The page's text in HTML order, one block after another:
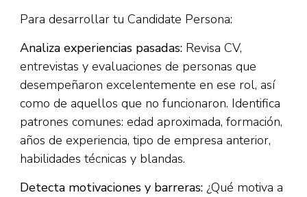
Para desarrollar tu Candidate Persona:​
Analiza experiencias pasadas: Revisa CV,
entrevistas y evaluaciones de personas que
desempeñaron excelentemente en ese rol, así
como de aquellos que no funcionaron. Identifica
patrones comunes: edad aproximada, formación,
años de experiencia, tipo de empresa anterior,
habilidades técnicas y blandas.
Detecta motivaciones y barreras: ¿Qué motiva a